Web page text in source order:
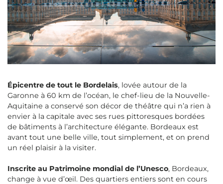
Épicentre de tout le Bordelais, lovée autour de la
Garonne à 60 km de l’océan, le chef-lieu de la Nouvelle-
Aquitaine a conservé son décor de théâtre qui n’a rien à
envier à la capitale avec ses rues pittoresques bordées
de bâtiments à l’architecture élégante. Bordeaux est
avant tout une belle ville, tout simplement, et on prend
un réel plaisir à la visiter.
Inscrite au Patrimoine mondial de l’Unesco, Bordeaux,
change à vue d’œil. Des quartiers entiers sont en cours